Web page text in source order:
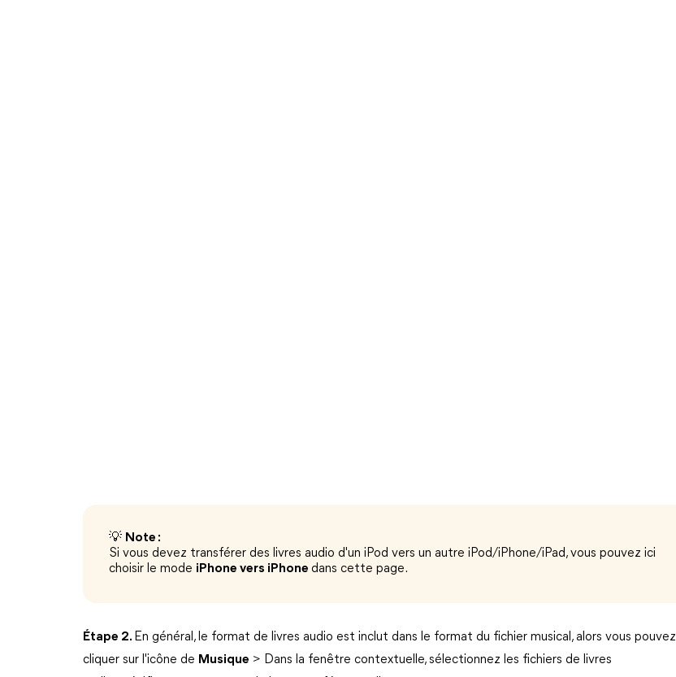
💡 Note :
Si vous devez transférer des livres audio d'un iPod vers un autre iPod/iPhone/iPad, vous pouvez ici
choisir le mode iPhone vers iPhone dans cette page.
Étape 2. En général, le format de livres audio est inclut dans le format du fichier musical, alors vous pouvez
cliquer sur l'icône de Musique > Dans la fenêtre contextuelle, sélectionnez les fichiers de livres